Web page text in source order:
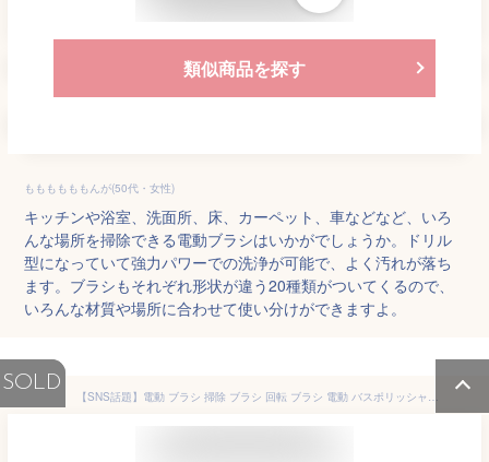
類似商品を探す
ももももももんが(50代・女性)
キッチンや浴室、洗面所、床、カーペット、車などなど、いろ
んな場所を掃除できる電動ブラシはいかがでしょうか。ドリル
型になっていて強力パワーでの洗浄が可能で、よく汚れが落ち
ます。ブラシもそれぞれ形状が違う20種類がついてくるので、
いろんな材質や場所に合わせて使い分けができますよ。
SOLD
【SNS話題】電動 ブラシ 掃除 ブラシ 回転 ブラシ 電動 バスポリッシャー ブラシ 充電式 角度調整 風呂掃除 ブラシ 高速回転 ブラシ デッキブラシ お掃除ブラシ 浴槽 掃除グッズ 無線操作 IPX7 浴室 床 トイレ キッチン ガラス クリーニング 洗車 ブラシ バス ブラシ